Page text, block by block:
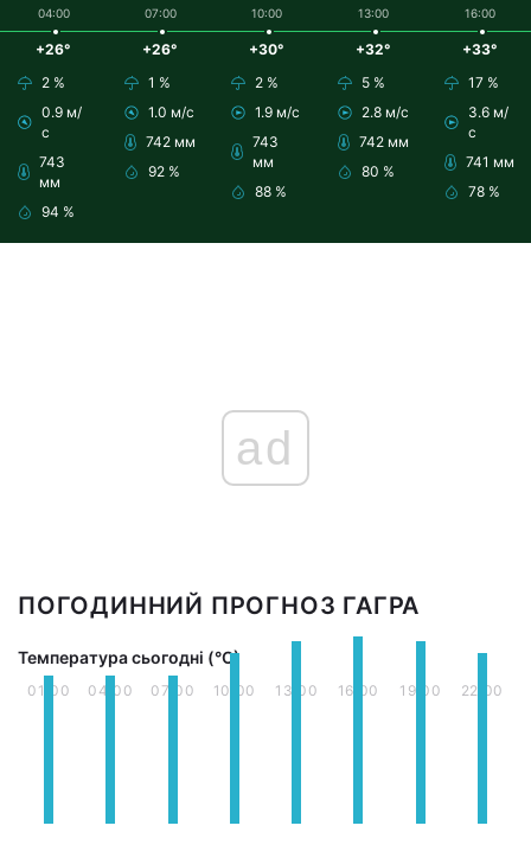
04:00
+26°
2 %
0.9 м/
с
743
мм
94 %
07:00
+26°
1 %
1.0 м/с
742 мм
92 %
10:00
+30°
2 %
1.9 м/с
743
мм
88 %
13:00
+32°
5 %
2.8 м/с
742 мм
80 %
16:00
+33°
17 %
3.6 м/
с
741 мм
78 %
ad
ПОГОДИННИЙ ПРОГНОЗ ГАГРА
Температура сьогодні (°С)
01:00 04:00 07:00 10:00 13:00 16:00 19:00 22:00